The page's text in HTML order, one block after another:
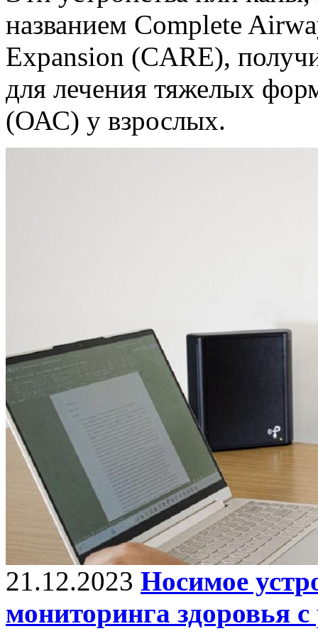
названием Complete
Expansion (CARE),
для лечения тяжелых
(ОАС) у взрослых.
21.12.2023 Носимое
мониторинга здоровья